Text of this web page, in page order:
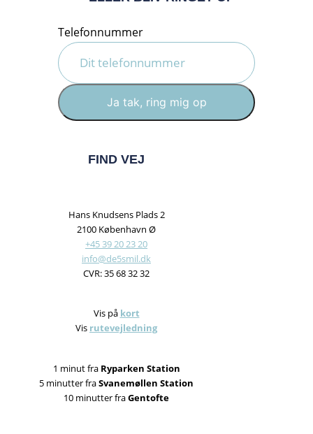
Telefonnummer
Ja tak, ring mig op
FIND VEJ
Hans Knudsens Plads 2
2100 København Ø
+45 39 20 23 20
info@de5smil.dk
CVR: 35 68 32 32
Vis på kort
Vis rutevejledning
1 minut fra Ryparken Station
5 minutter fraSvanemøllen Station
10 minutter fraGentofte